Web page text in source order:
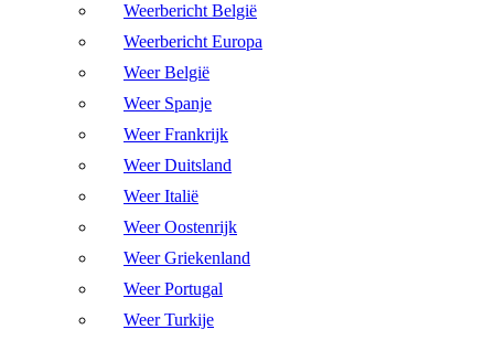
Weerbericht België
Weerbericht Europa
Weer België
Weer Spanje
Weer Frankrijk
Weer Duitsland
Weer Italië
Weer Oostenrijk
Weer Griekenland
Weer Portugal
Weer Turkije